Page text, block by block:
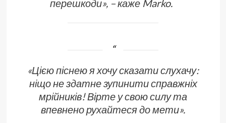
перешкоди», – каже Marko.
«Цією піснею я хочу сказати слухачу:
ніщо не здатне зупинити справжніх
мрійників! Вірте у свою силу та
впевнено рухайтеся до мети».